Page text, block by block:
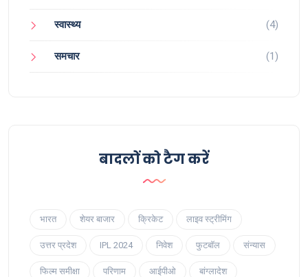
स्वास्थ्य (4)
समचार (1)
बादलों को टैग करें
भारत शेयर बाजार क्रिकेट लाइव स्ट्रीमिंग
उत्तर प्रदेश IPL 2024 निवेश फुटबॉल संन्यास
फिल्म समीक्षा परिणाम आईपीओ बांग्लादेश